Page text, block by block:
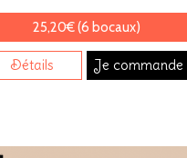
25,20€ (6 bocaux)
Détails Je commande